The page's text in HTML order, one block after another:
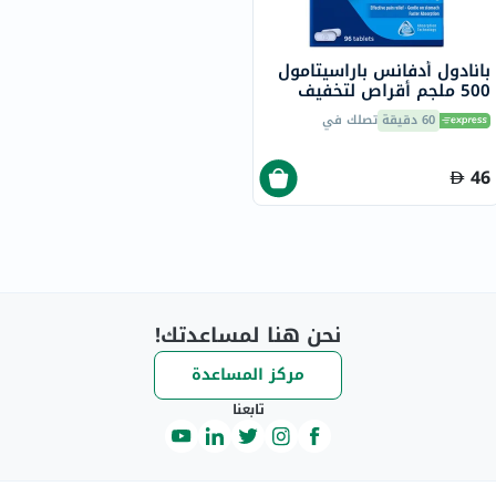
بانادول أدفانس باراسيتامول
500 ملجم أقراص لتخفيف
الحمى والألم، حزمة من 96
60 دقيقة تصلك في
46
نحن هنا لمساعدتك!
مركز المساعدة
تابعنا